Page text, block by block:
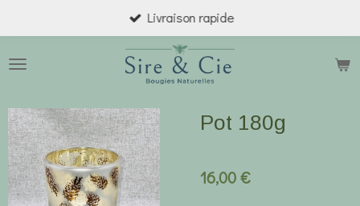
au
contenu
Livraison rapide
Pot 180g
16,00 €